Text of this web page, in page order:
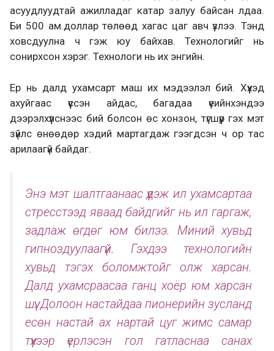
асуудлуудтай ажилладаг катар залуу байсан лдаа.
Би 500 ам.доллар төлөөд хагас цаг авч үзлээ. Тэнд
ховсдуулна ч гэж юу байхав. Технологийг нь
сонирхсон хэрэг. Технологи нь их энгийн.
Ер нь далд ухамсарт маш их мэдээлэл бий. Хүүхэд
ахуйгаас үүссэн айдас, багадаа үеийнхэндээ
дээрэлхүүлснээс бий болсон өс хонзон, түгшүүр гэх мэт
зүйлс өнөөдөр хэдий мартагдаж гээгдсэн ч ор тас
арилаагүй байдаг.
Энэ мэт шалтгаанаас үүдэж ил ухамсартаа
стресстээд яваад байдгийг нь ил гаргаж,
задлаж өгдөг юм билээ. Миний хувьд
гипноздуулаагүй. Гэхдээ технологийн
хувьд тэгэх боломжтойг олж харсан.
Далд ухамсраасаа ганц хоёр юм харсан
шүү. Долоон настайдаа пионерийн зусланд
есөн настай ах нартай цуг жимс самар
түүхээр үерлэсэн гол гатласнаа санах